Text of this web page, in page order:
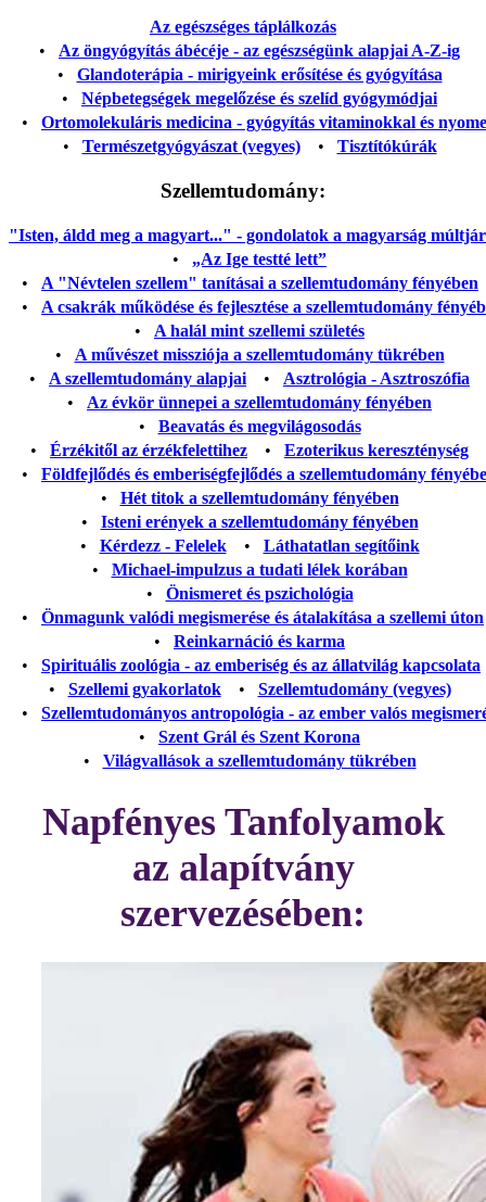
Az egészséges táplálkozás
• Az öngyógyítás ábécéje - az egészségünk alapjai A-Z-ig
• Glandoterápia - mirigyeink erősítése és gyógyítása
• Népbetegségek megelőzése és szelíd gyógymódjai
• Ortomolekuláris medicina - gyógyítás vitaminokkal és
• Természetgyógyászat (vegyes)• Tisztítókúrák
Szellemtudomány:
"Isten, áldd meg a magyart..." - gondolatok a magyarság
• „Az Ige testté lett”
• A "Névtelen szellem" tanításai a szellemtudomány fényében
• A csakrák működése és fejlesztése a szellemtudomány
• A halál mint szellemi születés
• A művészet missziója a szellemtudomány tükrében
• A szellemtudomány alapjai • Asztrológia - Asztroszófia
• Az évkör ünnepei a szellemtudomány fényében
• Beavatás és megvilágosodás
• Érzékitől az érzékfelettihez • Ezoterikus kereszténység
• Földfejlődés és emberiségfejlődés a szellemtudomány
• Hét titok a szellemtudomány fényében
• Isteni erények a szellemtudomány fényében
• Kérdezz - Felelek• Láthatatlan segítőink
• Michael-impulzus a tudati lélek korában
• Önismeret és pszichológia
• Önmagunk valódi megismerése és átalakítása a szellemi úton
• Reinkarnáció és karma
• Spirituális zoológia - az emberiség és az állatvilág kapcsolata
• Szellemi gyakorlatok• Szellemtudomány (vegyes)
• Szellemtudományos antropológia - az ember valós
• Szent Grál és Szent Korona
• Világvallások a szellemtudomány tükrében
Napfényes Tanfolyamok
az alapítvány
szervezésében: